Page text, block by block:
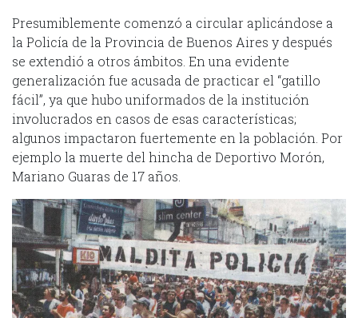
Presumiblemente comenzó a circular aplicándose a
la Policía de la Provincia de Buenos Aires y después
se extendió a otros ámbitos. En una evidente
generalización fue acusada de practicar el “gatillo
fácil”, ya que hubo uniformados de la institución
involucrados en casos de esas características;
algunos impactaron fuertemente en la población. Por
ejemplo la muerte del hincha de Deportivo Morón,
Mariano Guaras de 17 años.